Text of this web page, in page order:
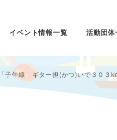
イベント情報一覧 活動団体
子午線 ギター担(かつ)いで３０３